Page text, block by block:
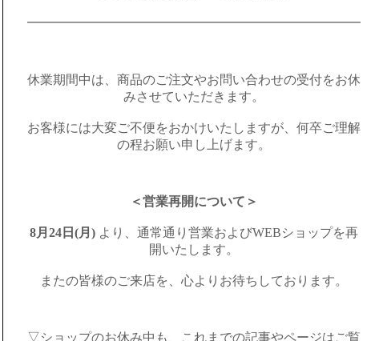
━━━━━━━━━━━━━━━━━━━━━━━━━━
休業期間中は、商品のご注文やお問い合わせの受付をお休
みさせていただきます。
お客様には大変ご不便をおかけいたしますが、何卒ご理解
の程お願い申し上げます。
＜営業再開について＞
8月24日(月) より、通常通り営業およびWEBショップを再
開いたします。
またの皆様のご来店を、心よりお待ちしております。
▽ショップのお休み中も、これまでの記事やページはご覧